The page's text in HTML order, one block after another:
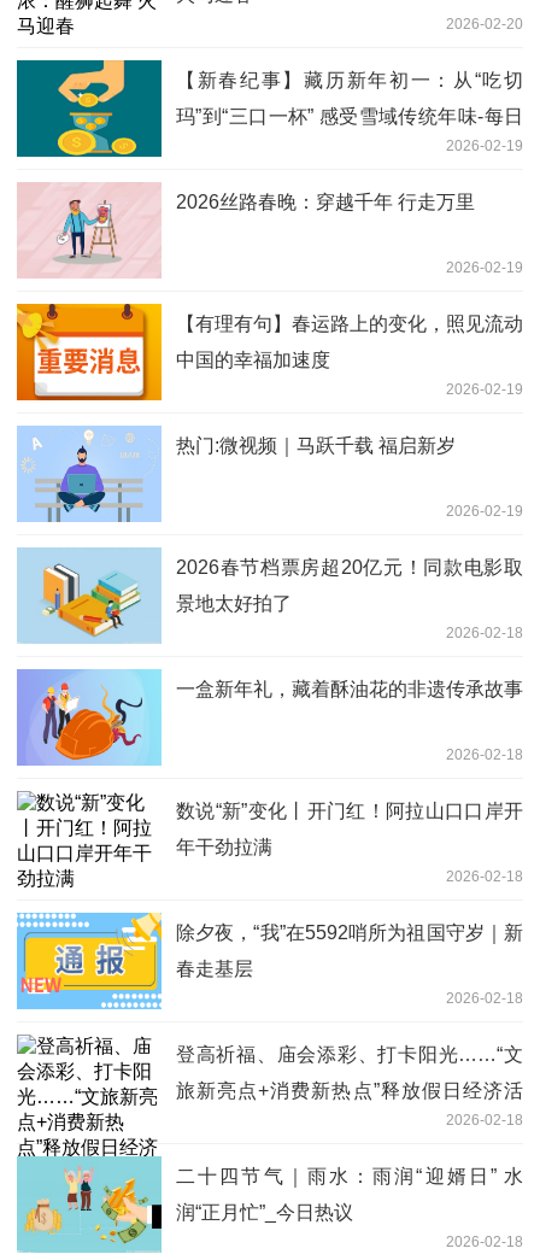
2026-02-20
【新春纪事】藏历新年初一：从“吃切
玛”到“三口一杯” 感受雪域传统年味-每日
2026-02-19
2026丝路春晚：穿越千年 行走万里
2026-02-19
【有理有句】春运路上的变化，照见流动
中国的幸福加速度
2026-02-19
热门:微视频｜马跃千载 福启新岁
2026-02-19
2026春节档票房超20亿元！同款电影取
景地太好拍了
2026-02-18
一盒新年礼，藏着酥油花的非遗传承故事
2026-02-18
数说“新”变化丨开门红！阿拉山口口岸开
年干劲拉满
2026-02-18
除夕夜，“我”在5592哨所为祖国守岁｜新
春走基层
2026-02-18
登高祈福、庙会添彩、打卡阳光……“文
旅新亮点+消费新热点”释放假日经济活
2026-02-18
二十四节气｜雨水：雨润“迎婿日” 水
润“正月忙”_今日热议
2026-02-18